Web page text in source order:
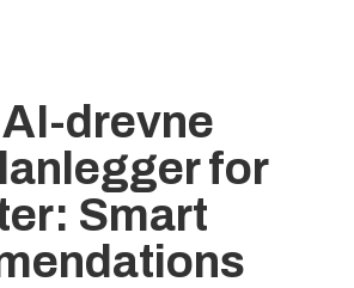
drevne
for
Smart